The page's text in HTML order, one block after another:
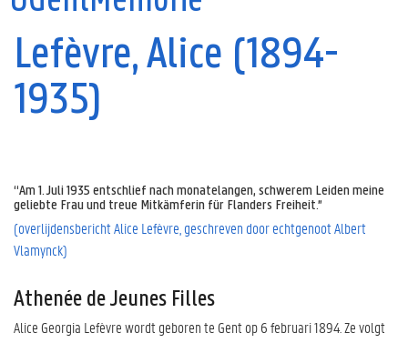
Lefèvre, Alice (1894-
1935)
“Am 1. Juli 1935 entschlief nach monatelangen, schwerem Leiden meine
geliebte Frau und treue Mitkämferin für Flanders Freiheit.”
(overlijdensbericht Alice Lefèvre, geschreven door echtgenoot Albert
Vlamynck)
Athenée de Jeunes Filles
Alice Georgia Lefèvre wordt geboren te Gent op 6 februari 1894. Ze volgt